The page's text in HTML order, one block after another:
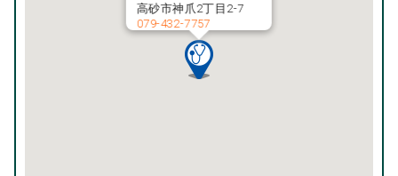
高砂市神爪2丁目2-7
079-432-7757